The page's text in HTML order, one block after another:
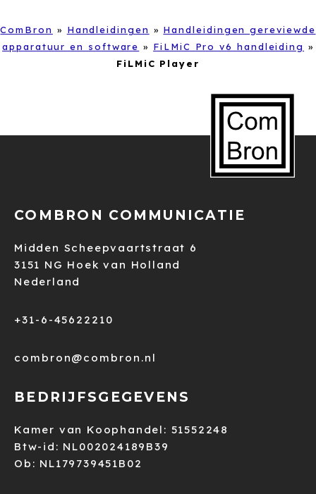
ComBron » Handleidingen » Handleidingen gereviewde
apparatuur en software » FiLMiC Pro v6 handleiding »
FiLMiC Player
COMBRON COMMUNICATIE
Midden Scheepvaartstraat 6
3151 NG Hoek van Holland
Nederland
+31-6-45622210
combron@combron.nl
BEDRIJFSGEGEVENS
Kamer van Koophandel: 51552248
Btw-id: NL002024189B39
Ob: NL179739451B02